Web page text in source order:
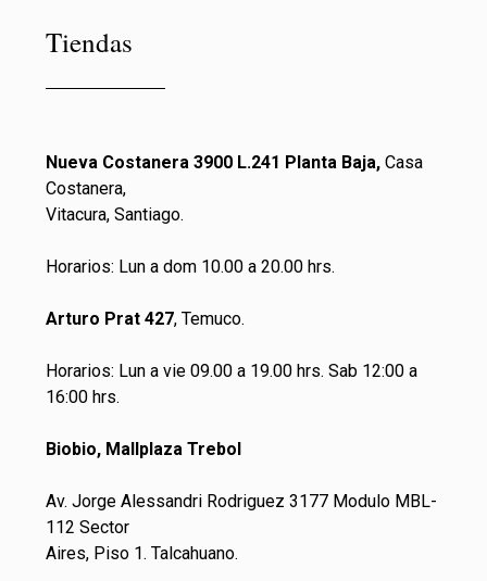
Tiendas
Nueva Costanera 3900 L.241 Planta Baja, Casa
Costanera,
Vitacura, Santiago.
Horarios: Lun a dom 10.00 a 20.00 hrs.
Arturo Prat 427, Temuco.
Horarios: Lun a vie 09.00 a 19.00 hrs. Sab 12:00 a
16:00 hrs.
Biobio, Mallplaza Trebol
Av. Jorge Alessandri Rodriguez 3177 Modulo MBL-
112 Sector
Aires, Piso 1. Talcahuano.